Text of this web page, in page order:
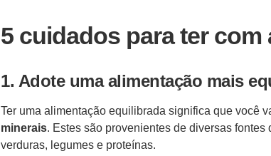
5 cuidados para ter com
1. Adote uma alimentação mais
Ter uma alimentação equilibrada significa que você
minerais. Estes são provenientes de diversas
verduras, legumes e proteínas.